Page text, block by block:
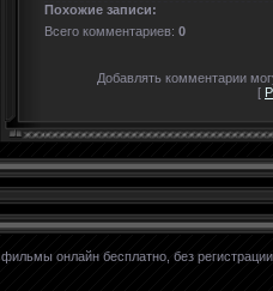
Похожие записи:
Всего комментариев: 0
Добавлять комментарии
[
фильмы онлайн бесплатно, без